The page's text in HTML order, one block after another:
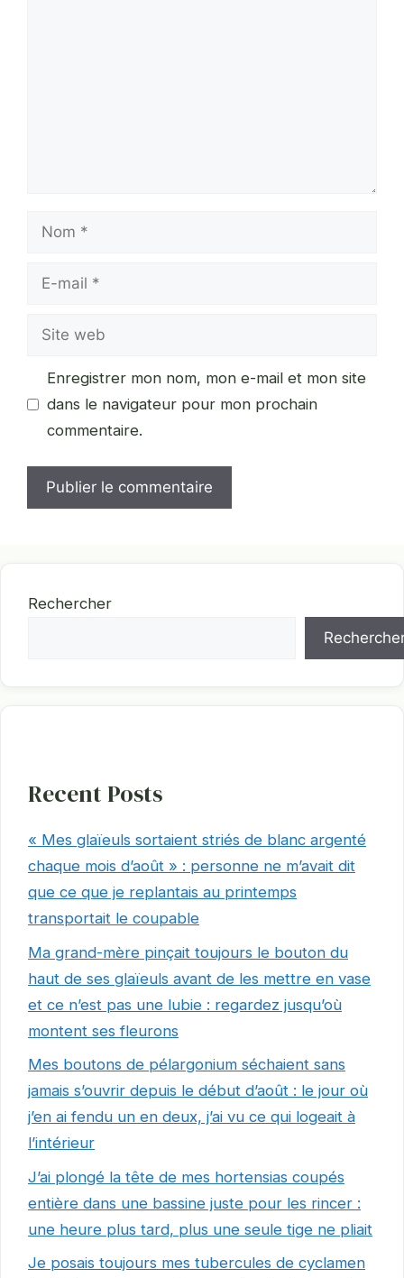
Nom
Site
Enregistrer mon nom, mon e-mail et mon site
dans le navigateur pour mon prochain
commentaire.
Rechercher
Recent Posts
« Mes glaïeuls sortaient striés de blanc argenté
chaque mois d’août » : personne ne m’avait dit
que ce que je replantais au printemps
transportait le coupable
Ma grand-mère pinçait toujours le bouton du
haut de ses glaïeuls avant de les mettre en vase
et ce n’est pas une lubie : regardez jusqu’où
montent ses fleurons
Mes boutons de pélargonium séchaient sans
jamais s’ouvrir depuis le début d’août : le jour où
j’en ai fendu un en deux, j’ai vu ce qui logeait à
l’intérieur
J’ai plongé la tête de mes hortensias coupés
entière dans une bassine juste pour les rincer :
une heure plus tard, plus une seule tige ne pliait
Je posais toujours mes tubercules de cyclamen